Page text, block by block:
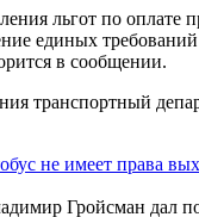
льгот по
единых
в сообщении.
транспортный
не имеет права
Гройсман дал